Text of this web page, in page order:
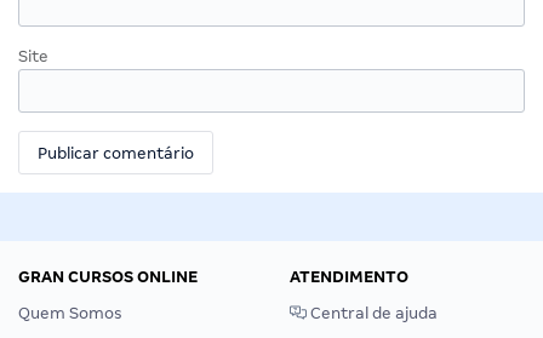
Site
GRAN CURSOS ONLINE
Quem Somos
ATENDIMENTO
Central de ajuda